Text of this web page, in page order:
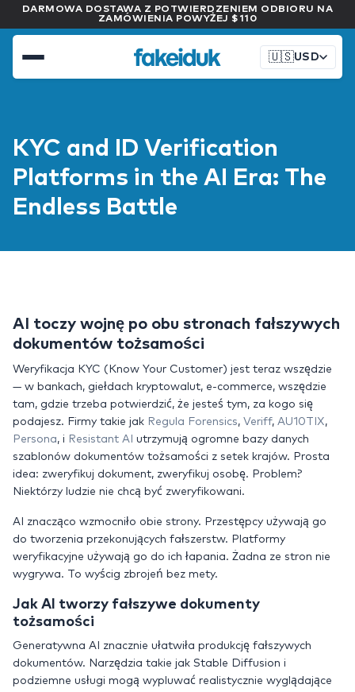
DARMOWA DOSTAWA Z POTWIERDZENIEM ODBIORU NA
ZAMÓWIENIA POWYŻEJ $110
🇺🇸USD
KYC and ID Verification
Platforms in the AI Era: The
Endless Battle
AI toczy wojnę po obu stronach fałszywych
dokumentów tożsamości
Weryfikacja KYC (Know Your Customer) jest teraz wszędzie
— w bankach, giełdach kryptowalut, e-commerce, wszędzie
tam, gdzie trzeba potwierdzić, że jesteś tym, za kogo się
podajesz. Firmy takie jak Regula Forensics, Veriff, AU10TIX,
Persona, i Resistant AI utrzymują ogromne bazy danych
szablonów dokumentów tożsamości z setek krajów. Prosta
idea: zweryfikuj dokument, zweryfikuj osobę. Problem?
Niektórzy ludzie nie chcą być zweryfikowani.
AI znacząco wzmocniło obie strony. Przestępcy używają go
do tworzenia przekonujących fałszerstw. Platformy
weryfikacyjne używają go do ich łapania. Żadna ze stron nie
wygrywa. To wyścig zbrojeń bez mety.
Jak AI tworzy fałszywe dokumenty
tożsamości
Generatywna AI znacznie ułatwiła produkcję fałszywych
dokumentów. Narzędzia takie jak Stable Diffusion i
podziemne usługi mogą wypluwać realistycznie wyglądające